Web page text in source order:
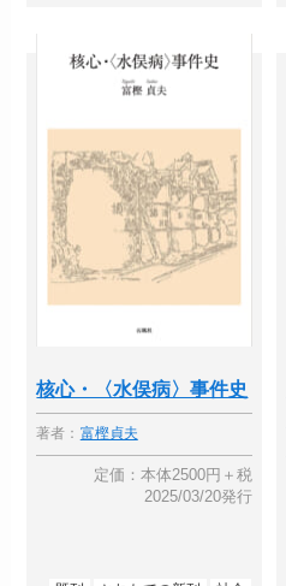
核心・〈水俣病〉事件史
著者： 富樫貞夫
定価：本体2500円＋税
2025/03/20発行